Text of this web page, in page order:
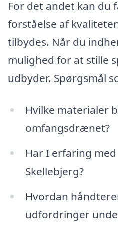
For det andet kan du
forståelse af
tilbydes. Når du
mulighed for at stille
udbyder. Spørgsmål
Hvilke materialer
omfangsdrænet?
Har I erfaring
Skellebjerg?
Hvordan
udfordringer